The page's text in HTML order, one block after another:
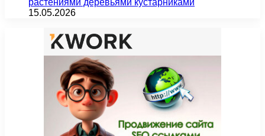
растениями деревьями кустарниками
15.05.2026